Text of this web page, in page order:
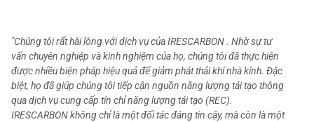
"Chúng tôi rất hài lòng với dịch vụ của IRESCARBON . Nhờ sự tư
vấn chuyên nghiệp và kinh nghiệm của họ, chúng tôi đã thực hiện
được nhiều biện pháp hiệu quả để giảm phát thải khí nhà kính. Đặc
biệt, họ đã giúp chúng tôi tiếp cận nguồn năng lượng tái tạo thông
qua dịch vụ cung cấp tín chỉ năng lượng tái tạo (REC).
IRESCARBON không chỉ là một đối tác đáng tin cậy, mà còn là một